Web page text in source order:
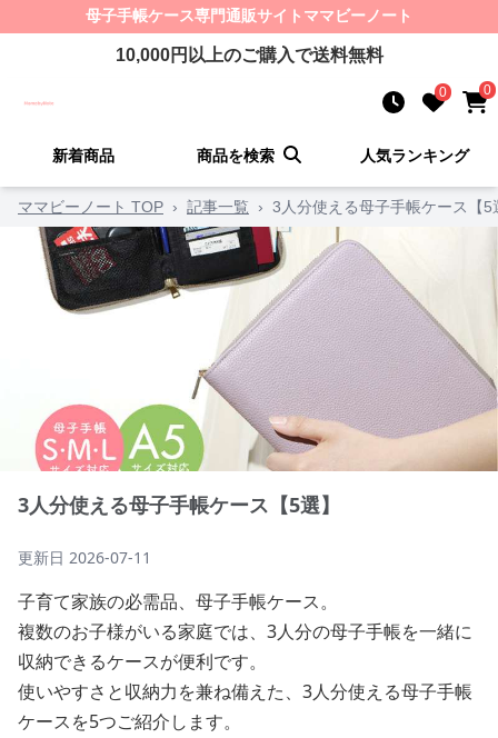
母子手帳ケース専門通販サイト ママビーノート
10,000円以上のご購入で送料無料
0 0
新着商品 商品を検索 人気ランキング
ママビーノート TOP › 記事一覧 › 3人分使える母子手帳ケース【5
3人分使える母子手帳ケース【5選】
更新日 2026-07-11
子育て家族の必需品、母子手帳ケース。
複数のお子様がいる家庭では、3人分の母子手帳を一緒に
収納できるケースが便利です。
使いやすさと収納力を兼ね備えた、3人分使える母子手帳
ケースを5つご紹介します。